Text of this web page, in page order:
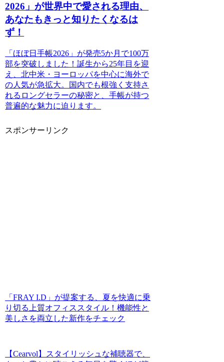
2026」が世界中で愛される理由、
あなたもきっと知りたくなるは
ず！
「ほぼ日手帳2026」が発売5か月で100万
部を突破しました！誕生から25年目を迎
え、北中米・ヨーロッパを中心に海外で
の人気が急拡大。国内でも根強く支持さ
れるロングセラーの秘密と、手帳が持つ
普遍的な魅力に迫ります。
スポンサーリンク
「FRAY I.D」が提案する、夏を快適に乗
り切る上質オフィススタイル！機能性と
美しさを両立した新作をチェック
【Cearvol】スタイリッシュな補聴器で、